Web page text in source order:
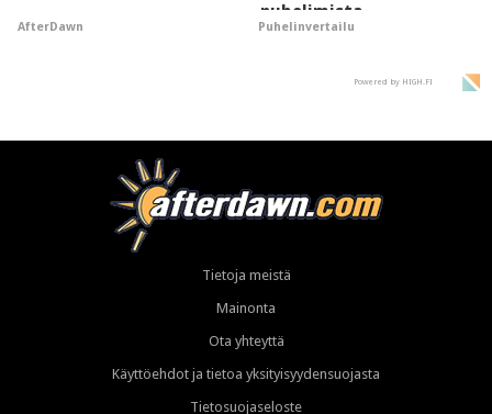
AfterDawn
puhelimista
supersuosittuja
Puhelinvertailu
Powered by HIGH.FI
Tietoja meistä
Mainonta
Ota yhteyttä
Käyttöehdot ja tietoa yksityisyydensuojasta
Tietosuojaseloste